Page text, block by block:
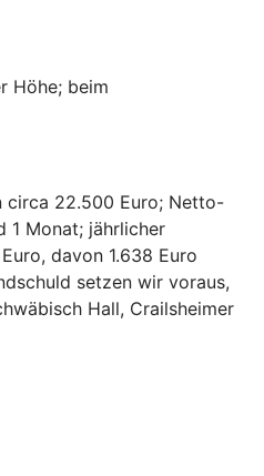
Höhe; beim
circa 22.500 Euro; Netto-
1 Monat; jährlicher
davon 1.638 Euro
setzen wir voraus,
Hall, Crailsheimer